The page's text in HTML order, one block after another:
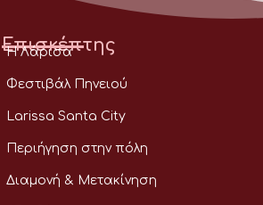
Επισκέπτης
Η Λάρισα
Φεστιβάλ Πηνειού
Larissa Santa City
Περιήγηση στην πόλη
Διαμονή & Μετακίνηση